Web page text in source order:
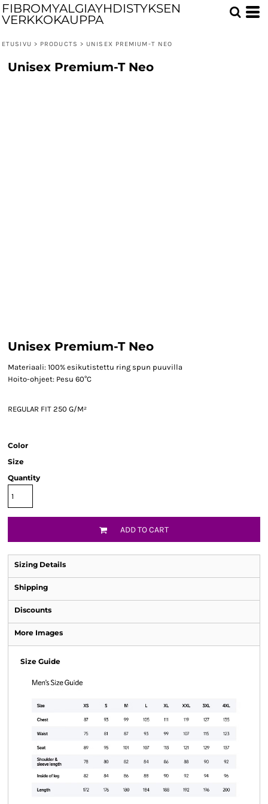
FIBROMYALGIAYHDISTYKSEN
VERKKOKAUPPA
ETUSIVU > PRODUCTS > UNISEX PREMIUM-T NEO
Unisex Premium-T Neo
Unisex Premium-T Neo
Materiaali: 100% esikutistettu ring spun puuvilla
Hoito-ohjeet: Pesu 60°C
REGULAR FIT 250 G/M²
Color
Size
Quantity
ADD TO CART
Sizing Details
Shipping
Discounts
More Images
Size Guide